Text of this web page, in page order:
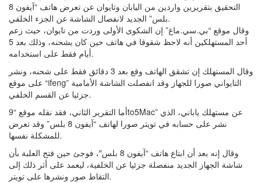
التحقيق بتقريرين واردين من اليابان وتايوان عن تعرض هاتف “آيفون 8
بلس” الجديد لانفصال الشاشة عن الجزء الخلفي.
وقال موقع “بي.سي.ماغ” إن الشكوى الأولى وردت من تايوان، حيث زعم
أحد المستهلكين أنه لاحظ شقوقا في هاتف حين كان يشحنه، وذلك بعد 5
أيام فقط على استخدامه.
وقال المستهلك إن تشقق الهاتف وقع بعد 3 دقائق فقط على شحنه، ونشر
على موقع “ifeng” التايواني صورا للجهاز وقد انفصلت الشاشة الأمامية
جزئيا عن القسم الخلفي.
أما التقرير الثاني، فقد نقله موقع “9to5Mac” عن مستهلك ياباني، الذي
نشر على حسابه في تويتر صورا لهاتف “آيفون 8 بلس” وقد تعرض
للمشكلة نفسها.
وقال إنه بعد أن ابتاع هاتف “آيفون 8 بلس″، فوجئ حين فتح العلبة بأن
شاشة الجهاز الجديد منفصلة جزئيا عن الخلفية، ليعمد على أثر ذلك إلى
التقاط صور ونشرها على تويتر.